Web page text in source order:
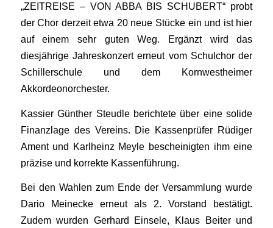
„ZEITREISE – VON ABBA BIS SCHUBERT“ probt
der Chor derzeit etwa 20 neue Stücke ein und ist hier
auf einem sehr guten Weg. Ergänzt wird das
diesjährige Jahreskonzert erneut vom Schulchor der
Schillerschule und dem Kornwestheimer
Akkordeonorchester.
Kassier Günther Steudle berichtete über eine solide
Finanzlage des Vereins. Die Kassenprüfer Rüdiger
Ament und Karlheinz Meyle bescheinigten ihm eine
präzise und korrekte Kassenführung.
Bei den Wahlen zum Ende der Versammlung wurde
Dario Meinecke erneut als 2. Vorstand bestätigt.
Zudem wurden Gerhard Einsele, Klaus Beiter und